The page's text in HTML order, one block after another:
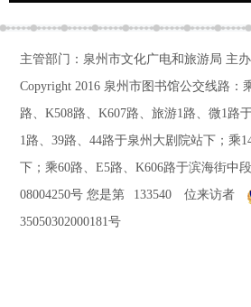
主管部门：泉州市文化广电和旅游局 主
Copyright 2016 泉州市图书馆公交线路：
路、K508路、K607路、旅游1路、微1路
1路、39路、44路于泉州大剧院站下；乘
下；乘60路、E5路、K606路于滨海街中
08004250号 您是第 133540 位来访者
35050302000181号